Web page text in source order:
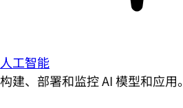
人工智能
构建、部署和监控 AI 模型和应用。